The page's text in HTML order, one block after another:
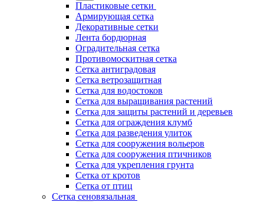
Пластиковые сетки
Армирующая сетка
Декоративные сетки
Лента бордюрная
Оградительная сетка
Противомоскитная сетка
Сетка антиградовая
Сетка ветрозащитная
Сетка для водостоков
Сетка для выращивания растений
Сетка для защиты растений и деревьев
Сетка для ограждения клумб
Сетка для разведения улиток
Сетка для сооружения вольеров
Сетка для сооружения птичников
Сетка для укрепления грунта
Сетка от кротов
Сетка от птиц
Сетка сеновязальная